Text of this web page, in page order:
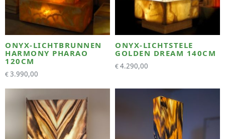
ONYX-LICHTBRUNNEN
HARMONY PHARAO
120CM
€3.990,00
ONYX-LICHTSTELE
GOLDEN DREAM 140CM
€4.290,00